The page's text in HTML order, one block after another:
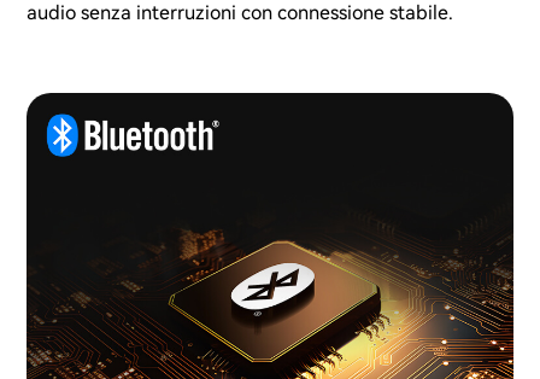
audio senza interruzioni con connessione stabile.